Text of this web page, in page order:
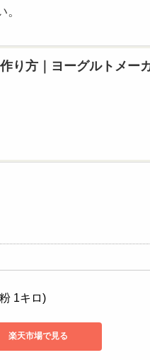
り方｜ヨーグルトメー
1キロ)
楽天市場で見る